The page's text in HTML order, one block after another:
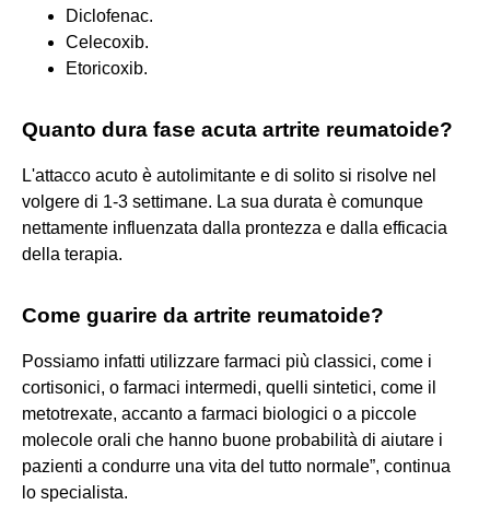
Diclofenac.
Celecoxib.
Etoricoxib.
Quanto dura fase acuta artrite reumatoide?
L'attacco acuto è autolimitante e di solito si risolve nel
volgere di 1-3 settimane. La sua durata è comunque
nettamente influenzata dalla prontezza e dalla efficacia
della terapia.
Come guarire da artrite reumatoide?
Possiamo infatti utilizzare farmaci più classici, come i
cortisonici, o farmaci intermedi, quelli sintetici, come il
metotrexate, accanto a farmaci biologici o a piccole
molecole orali che hanno buone probabilità di aiutare i
pazienti a condurre una vita del tutto normale”, continua
lo specialista.